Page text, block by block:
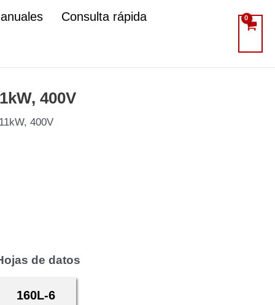
Consulta rápida
400V
400V
de datos
160L-6